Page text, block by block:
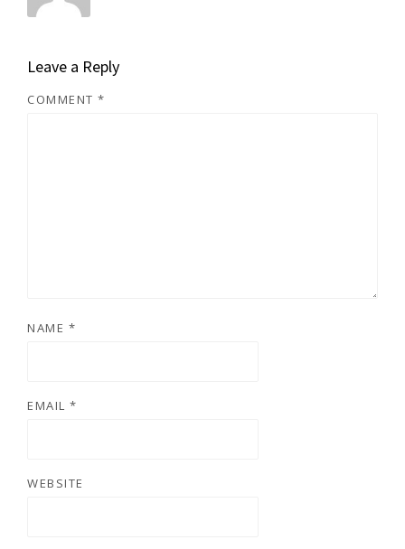
Leave a Reply
COMMENT *
NAME *
EMAIL *
WEBSITE